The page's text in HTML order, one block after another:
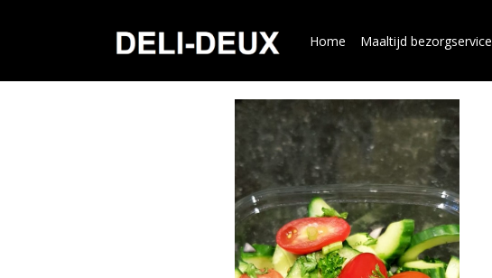
Home Maaltijd bezorgservice